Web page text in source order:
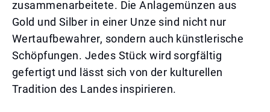
zusammenarbeitete. Die Anlagemünzen aus
Gold und Silber in einer Unze sind nicht nur
Wertaufbewahrer, sondern auch künstlerische
Schöpfungen. Jedes Stück wird sorgfältig
gefertigt und lässt sich von der kulturellen
Tradition des Landes inspirieren.